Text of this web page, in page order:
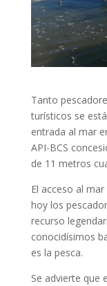
Tanto
turísticos se
entrada al mar
API-BCS
de 11 metros
El acceso al
hoy los
recurso
conocidísimos
es la pesca.
Se advierte que